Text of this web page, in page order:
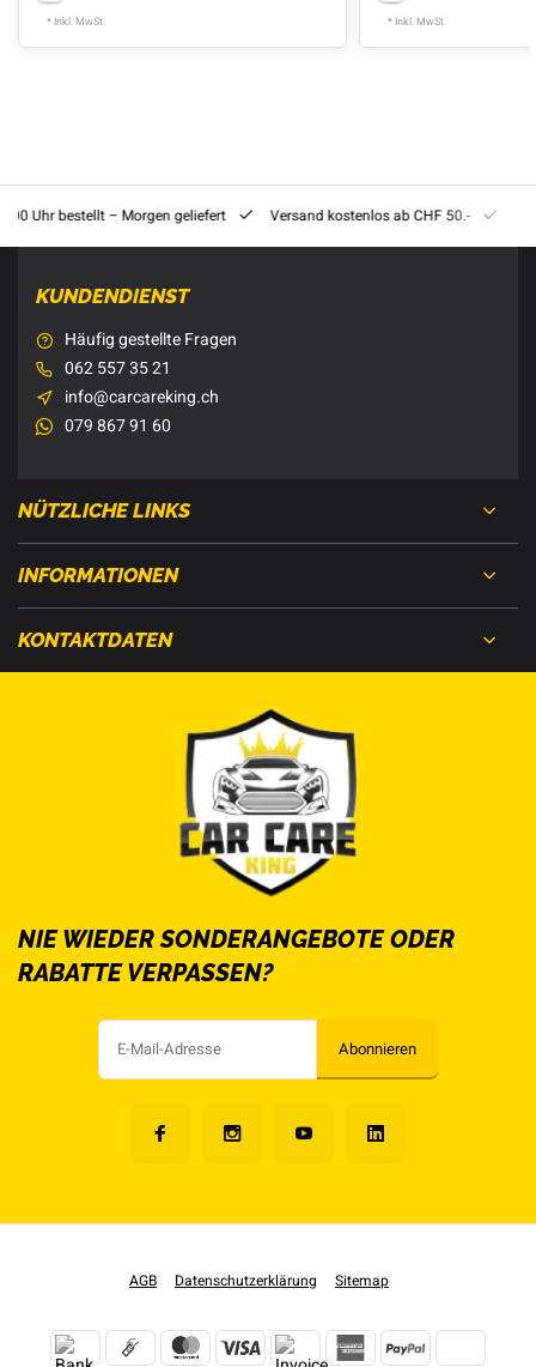
* Inkl. MwSt. * Inkl. MwSt.
Uhr bestellt – Morgen geliefert Versand kostenlos ab CHF 50.-
KUNDENDIENST
Häufig gestellte Fragen
062 557 35 21
info@carcareking.ch
079 867 91 60
NÜTZLICHE LINKS
INFORMATIONEN
KONTAKTDATEN
NIE WIEDER SONDERANGEBOTE ODER
RABATTE VERPASSEN?
Abonnieren
AGB Datenschutzerklärung Sitemap